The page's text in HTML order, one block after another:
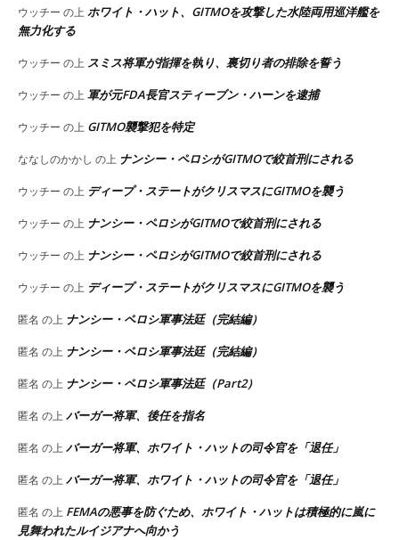
ウッチー の上 ホワイト・ハット、GITMOを攻撃した水陸両用巡洋艦を
無力化する
ウッチー の上 スミス将軍が指揮を執り、裏切り者の排除を誓う
ウッチー の上 軍が元FDA長官スティーブン・ハーンを逮捕
ウッチー の上 GITMO襲撃犯を特定
ななしのかかし の上 ナンシー・ペロシがGITMOで絞首刑にされる
ウッチー の上 ディープ・ステートがクリスマスにGITMOを襲う
ウッチー の上 ナンシー・ペロシがGITMOで絞首刑にされる
ウッチー の上 ナンシー・ペロシがGITMOで絞首刑にされる
ウッチー の上 ディープ・ステートがクリスマスにGITMOを襲う
匿名 の上 ナンシー・ペロシ軍事法廷（完結編）
匿名 の上 ナンシー・ペロシ軍事法廷（完結編）
匿名 の上 ナンシー・ペロシ軍事法廷（Part2）
匿名 の上 バーガー将軍、後任を指名
匿名 の上 バーガー将軍、ホワイト・ハットの司令官を「退任」
匿名 の上 バーガー将軍、ホワイト・ハットの司令官を「退任」
匿名 の上 FEMAの悪事を防ぐため、ホワイト・ハットは積極的に嵐に
見舞われたルイジアナへ向かう